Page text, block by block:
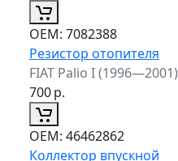
ОЕМ: 7082388
Резистор отопителя
FIAT Palio I (1996—2001)
700р.
ОЕМ: 46462862
Коллектор впускной